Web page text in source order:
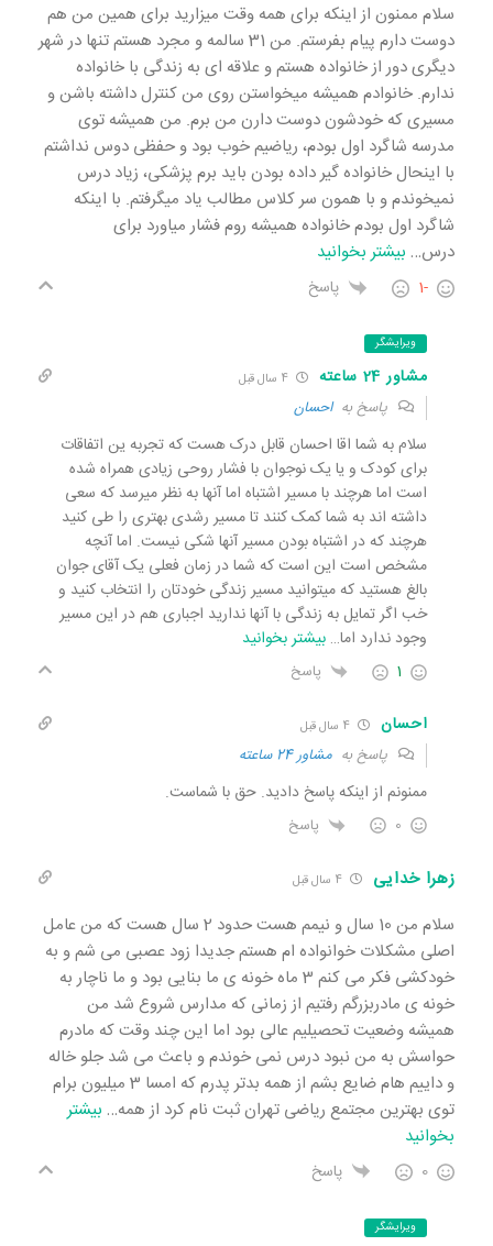
سلام ممنون از اینکه برای همه وقت میزارید برای همین من هم
دوست دارم پیام بفرستم. من 31 سالمه و مجرد هستم تنها در شهر
دیگری دور از خانواده هستم و علاقه ای به زندگی با خانواده
ندارم. خانوادم همیشه میخواستن روی من کنترل داشته باشن و
مسیری که خودشون دوست دارن من برم. من همیشه توی
مدرسه شاگرد اول بودم، ریاضیم خوب بود و حفظی دوس نداشتم
با اینحال خانواده گیر داده بودن باید برم پزشکی، زیاد درس
نمیخوندم و با همون سر کلاس مطالب یاد میگرفتم. با اینکه
شاگرد اول بودم خانواده همیشه روم فشار میاورد برای
درس… بیشتر بخوانید
-1 پاسخ
ویرایشگر
مشاور 24 ساعته 4 سال قبل
پاسخ بهاحسان
سلام به شما اقا احسان قابل درک هست که تجربه ین اتفاقات
برای کودک و یا یک نوجوان با فشار روحی زیادی همراه شده
است اما هرچند با مسیر اشتباه اما آنها به نظر میرسد که سعی
داشته اند به شما کمک کنند تا مسیر رشدی بهتری را طی کنید
هرچند که در اشتباه بودن مسیر آنها شکی نیست. اما آنچه
مشخص است این است که شما در زمان فعلی یک آقای جوان
بالغ هستید که میتوانید مسیر زندگی خودتان را انتخاب کنید و
خب اگر تمایل به زندگی با آنها ندارید اجباری هم در این مسیر
وجود ندارد اما… بیشتر بخوانید
1 پاسخ
احسان 4 سال قبل
پاسخ به مشاور 24 ساعته
ممنونم از اینکه پاسخ دادید. حق با شماست.
0 پاسخ
زهرا خدایی
سلام من 10 سال و نیمم هست حدود 2 سال هست که من عامل
اصلی مشکلات خوانواده ام هستم جدیدا زود عصبی می شم و به
خودکشی فکر می کنم 3 ماه خونه ی ما بنایی بود و ما ناچار به
خونه ی مادربزرگم رفتیم از زمانی که مدارس شروع شد من
همیشه وضعیت تحصیلیم عالی بود اما این چند وقت که مادرم
حواسش به من نبود درس نمی خوندم و باعث می شد جلو خاله
و داییم هام ضایع بشم از همه بدتر پدرم که امسا 3 میلیون برام
توی بهترین مجتمع ریاضی تهران ثبت نام کرد از همه… بیشتر
بخوانید
0 پاسخ
ویرایشگر